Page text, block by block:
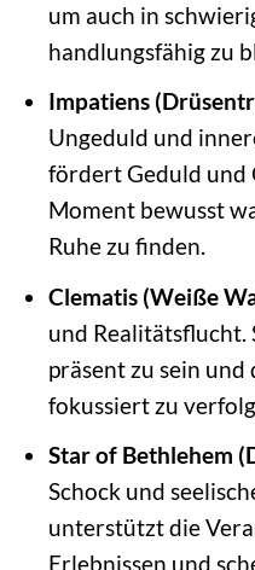
um auch in
handlungsfähig zu
Impatiens
Ungeduld und
fördert Geduld und
Moment bewusst
Ruhe zu finden.
Clematis (Weiße
und Realitätsflucht.
präsent zu sein und
fokussiert zu
Star of Bethlehem
Schock und
unterstützt die
Erlebnissen und